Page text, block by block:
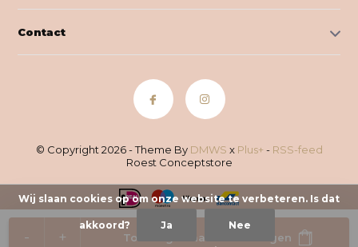
+
- Toevoegen aan winkelwagen
Contact
© Copyright 2026 - Theme By DMWS x Plus+ - RSS-feed
Roest Conceptstore
Wij slaan cookies op om onze website te verbeteren. Is dat
akkoord? Ja Nee